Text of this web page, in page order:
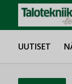
UUTISET